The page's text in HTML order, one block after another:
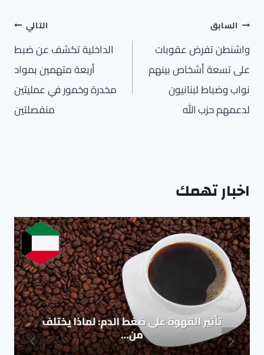
تصفّح
المقالات
السابق
واشنطن تفرض عقوبات
على تسعة أشخاص بينهم
نواب وضباط لبنانيون
لدعمهم حزب الله
التالي
الداخلية تكشف عن ضبط
أربعة متهمين بمواد
مخدرة وخمور في عمليتين
منفصلتين
اخبار تهمك